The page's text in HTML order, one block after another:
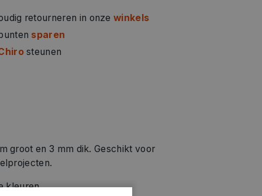
retourneren in onzewinkels
sparen
steunen
groot en 3 mm dik. Geschikt voor
kleuren.